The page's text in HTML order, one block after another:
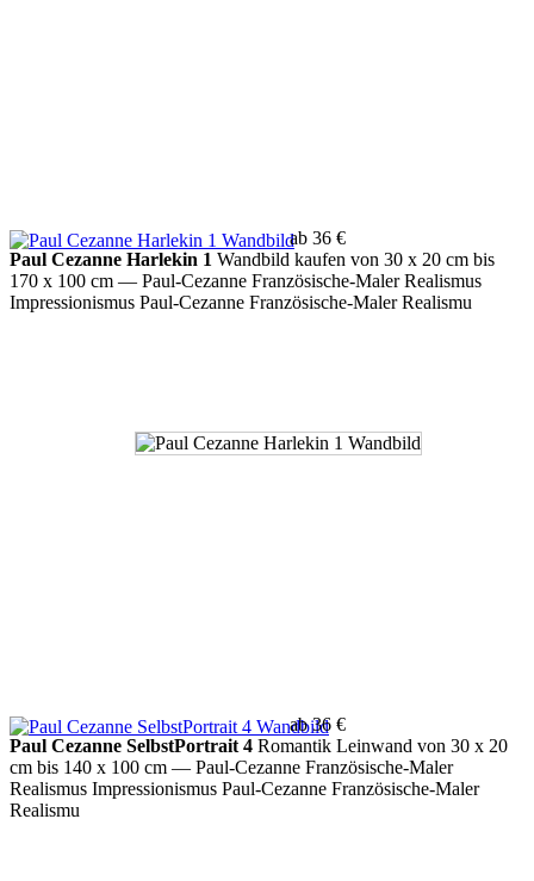
ab 36 €
Paul Cezanne Harlekin 1 Wandbild kaufen von 30 x 20 cm bis
170 x 100 cm — Paul-Cezanne Französische-Maler Realismus
Impressionismus Paul-Cezanne Französische-Maler Realismu
ab 36 €
Paul Cezanne SelbstPortrait 4 Romantik Leinwand von 30 x 20
cm bis 140 x 100 cm — Paul-Cezanne Französische-Maler
Realismus Impressionismus Paul-Cezanne Französische-Maler
Realismu